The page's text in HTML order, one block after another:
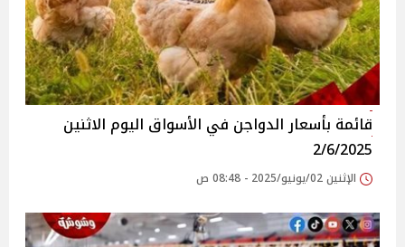
قائمة بأسعار الدواجن في الأسواق‎‎ اليوم الاثنين
2/6/2025
الإثنين 02/يونيو/2025 - 08:48 ص